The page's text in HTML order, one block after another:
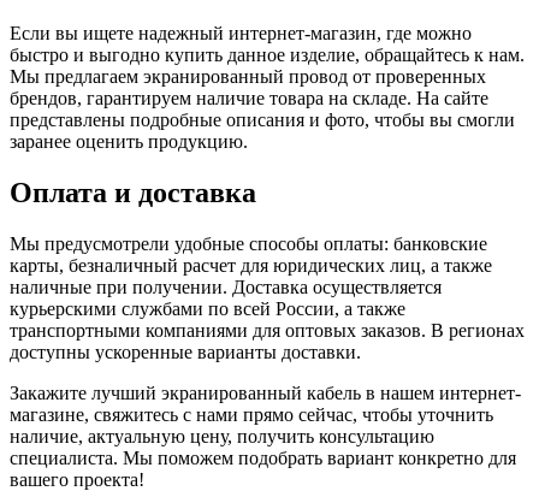
Если вы ищете надежный интернет-магазин, где можно
быстро и выгодно купить данное изделие, обращайтесь к нам.
Мы предлагаем экранированный провод от проверенных
брендов, гарантируем наличие товара на складе. На сайте
представлены подробные описания и фото, чтобы вы смогли
заранее оценить продукцию.
Оплата и доставка
Мы предусмотрели удобные способы оплаты: банковские
карты, безналичный расчет для юридических лиц, а также
наличные при получении. Доставка осуществляется
курьерскими службами по всей России, а также
транспортными компаниями для оптовых заказов. В регионах
доступны ускоренные варианты доставки.
Закажите лучший экранированный кабель в нашем интернет-
магазине, свяжитесь с нами прямо сейчас, чтобы уточнить
наличие, актуальную цену, получить консультацию
специалиста. Мы поможем подобрать вариант конкретно для
вашего проекта!